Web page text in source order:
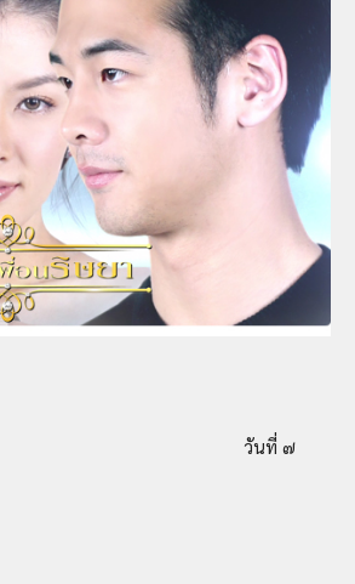
ที่ ๗